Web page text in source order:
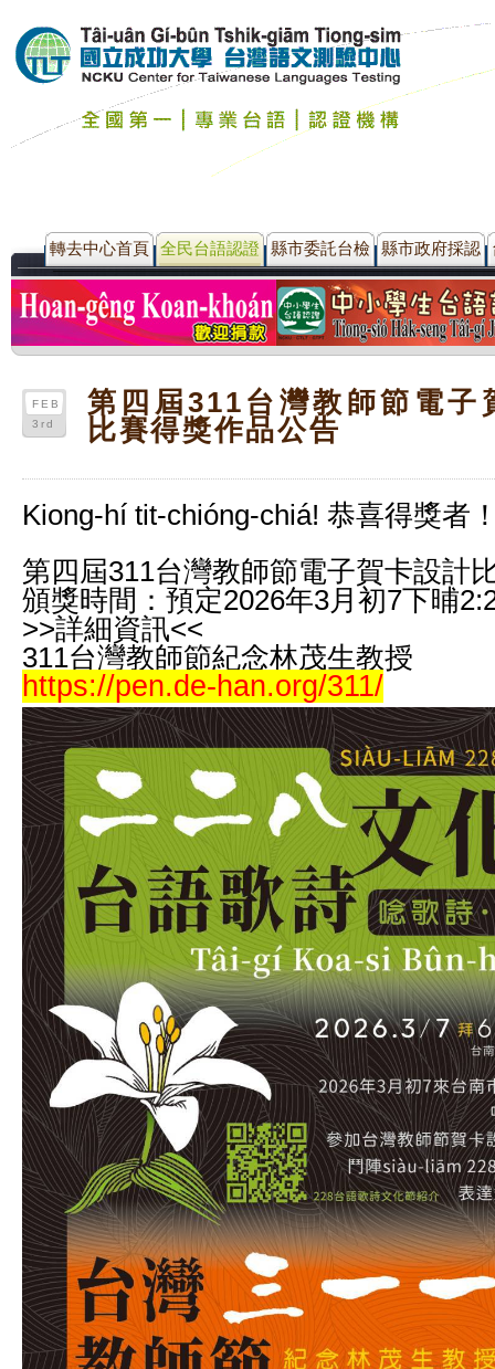
轉去中心首頁 全民台語認證 縣市委託台檢 縣市政府採認
FEB
3rd
第四屆311台灣教師節電子
比賽得獎作品公告
Kiong-hí tit-chióng-chiá! 恭喜得獎者
第四屆311台灣教師節電子賀卡設計
頒獎時間： 預定2026年3月初7下晡
>>詳細資訊<<
311台灣教師節紀念林茂生教授
https://pen.de-han.org/311/